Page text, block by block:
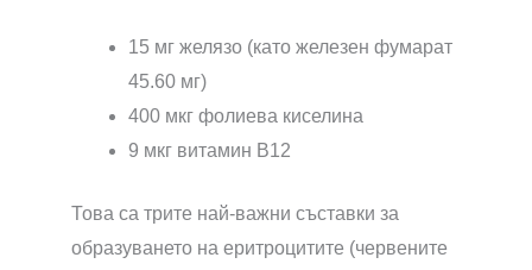
15 мг желязо (като железен фумарат
45.60 мг)
400 мкг фолиева киселина
9 мкг витамин В12
Това са трите най-важни съставки за
образуването на еритроцитите (червените